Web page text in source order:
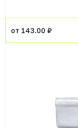
от 143.00 ₽